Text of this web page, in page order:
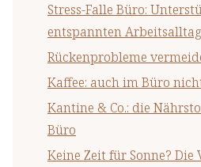
Stress-Falle Büro:
entspannten Arbeitsalltag
Rückenprobleme
Kaffee: auch im Büro
Kantine & Co.: die
Büro
Keine Zeit für Sonne?